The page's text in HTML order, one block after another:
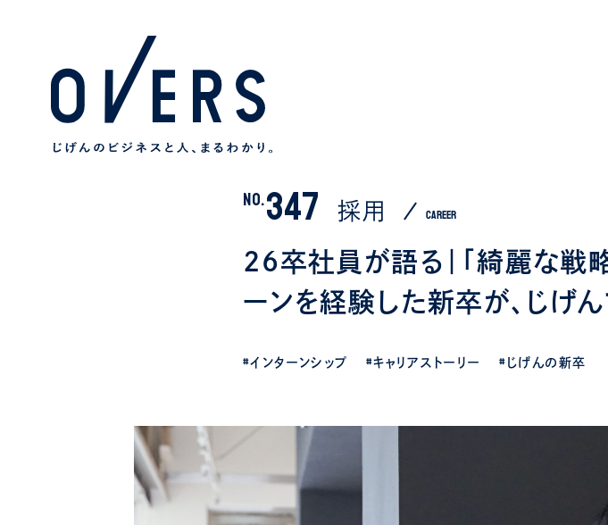
NO.347 採用 CAREER
26卒社員が語る｜「綺麗な戦
ーンを経験した新卒が、じげ
#インターンシップ #キャリアストーリー #じげんの新卒